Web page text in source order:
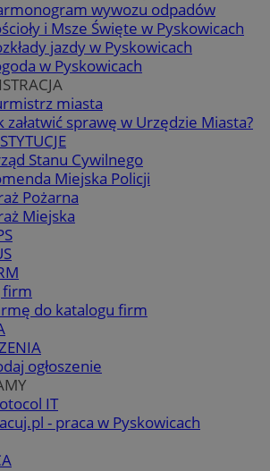
wywozu odpadów
i Msze Święte w Pyskowicach
jazdy w Pyskowicach
w Pyskowicach
miasta
załatwić sprawę w Urzędzie Miasta?
Stanu Cywilnego
Miejska Policji
Pożarna
Miejska
firm
do katalogu firm
ogłoszenie
IT
- praca w Pyskowicach